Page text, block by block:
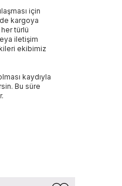
için
kargoya
türlü
iletişim
ekibimiz
kaydıyla
Bu süre